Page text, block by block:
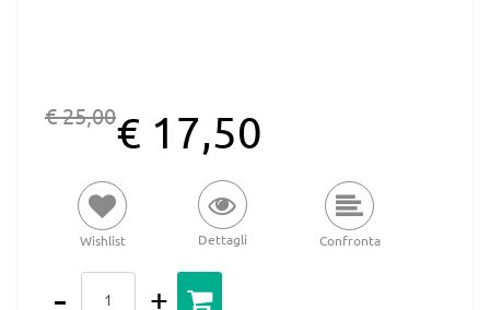
€ 25,00€ 17,50
Wishlist Dettagli Confronta